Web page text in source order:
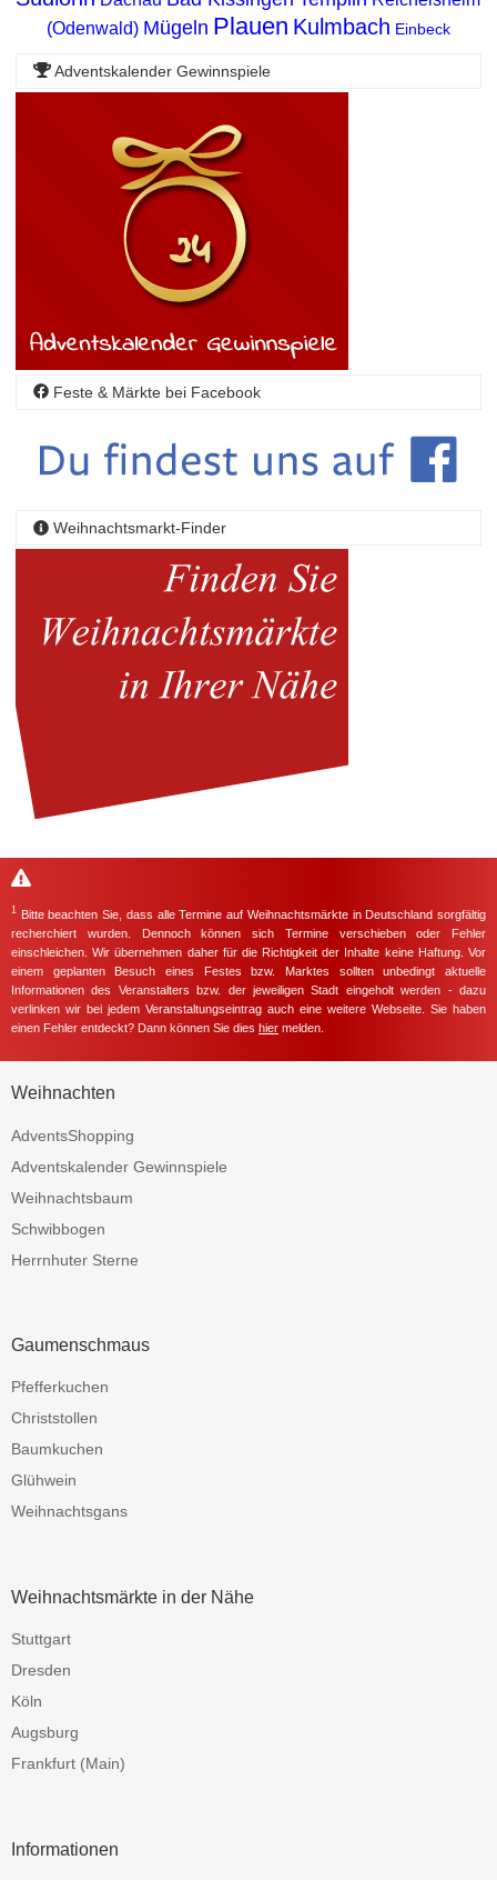
(Odenwald) Mügeln Plauen Kulmbach Einbeck
Adventskalender Gewinnspiele
Feste & Märkte bei Facebook
Weihnachtsmarkt-Finder
1 Bitte beachten Sie, dass alle Termine auf Weihnachtsmärkte in Deutschland sorgfältig
recherchiert wurden. Dennoch können sich Termine verschieben oder Fehler
einschleichen. Wir übernehmen daher für die Richtigkeit der Inhalte keine Haftung. Vor
einem geplanten Besuch eines Festes bzw. Marktes sollten unbedingt aktuelle
Informationen des Veranstalters bzw. der jeweiligen Stadt eingeholt werden - dazu
verlinken wir bei jedem Veranstaltungseintrag auch eine weitere Webseite. Sie haben
einen Fehler entdeckt? Dann können Sie dies hier melden.
Weihnachten
AdventsShopping
Adventskalender Gewinnspiele
Weihnachtsbaum
Schwibbogen
Herrnhuter Sterne
Gaumenschmaus
Pfefferkuchen
Christstollen
Baumkuchen
Glühwein
Weihnachtsgans
Weihnachtsmärkte in der Nähe
Stuttgart
Dresden
Köln
Augsburg
Frankfurt (Main)
Informationen